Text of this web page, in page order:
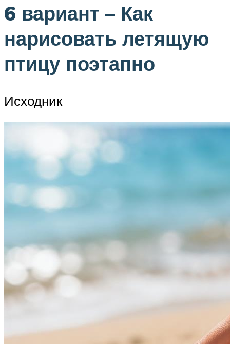
6 вариант – Как
нарисовать летящую
птицу поэтапно
Исходник